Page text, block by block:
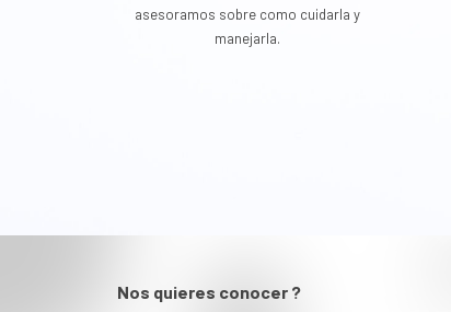
asesoramos sobre como cuidarla y
manejarla.
Nos quieres conocer ?